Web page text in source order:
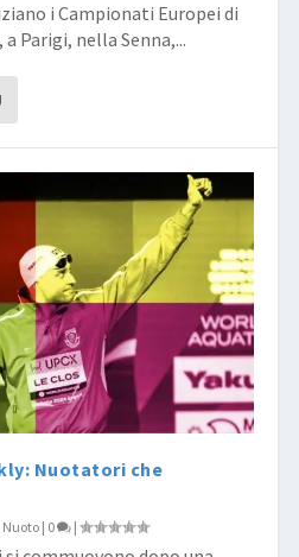
i Campionati Europei di
Parigi, nella Senna,...
Nuotatori che
Nuoto | 0 |